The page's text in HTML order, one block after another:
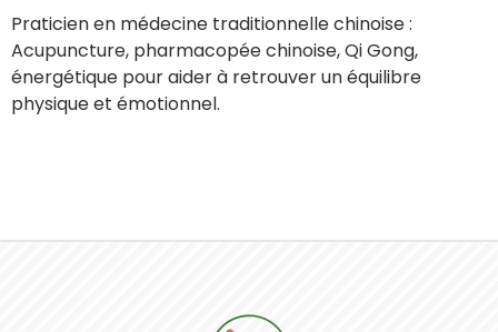
Praticien en médecine traditionnelle chinoise :
Acupuncture, pharmacopée chinoise, Qi Gong,
énergétique pour aider à retrouver un équilibre
physique et émotionnel.